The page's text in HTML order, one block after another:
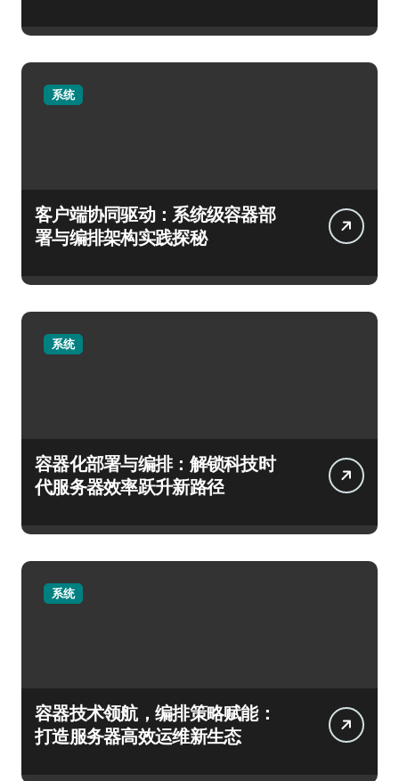
系统
客户端协同驱动：系统级容器部
署与编排架构实践探秘
系统
容器化部署与编排：解锁科技时
代服务器效率跃升新路径
系统
容器技术领航，编排策略赋能：
打造服务器高效运维新生态